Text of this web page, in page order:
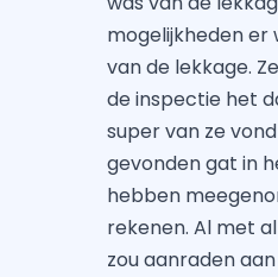
mogelijkheden
van de lekkage.
de inspectie het
super van ze
gevonden gat in
hebben
rekenen. Al met
zou aanraden